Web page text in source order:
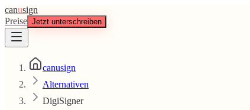
canusign
Preise Jetzt unterschreiben
canusign
Alternativen
DigiSigner